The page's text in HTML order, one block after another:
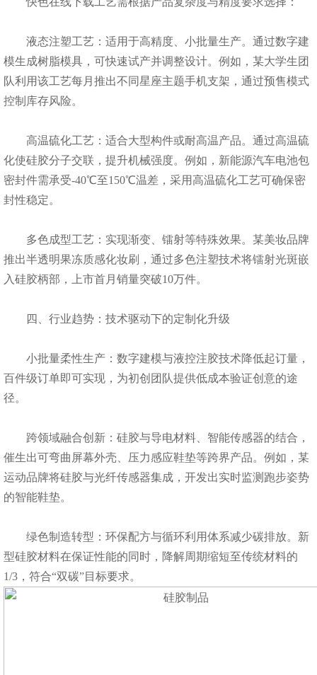
液态注塑工艺：适用于高精度、小批量生产。通过数字建
模生成树脂模具，可快速试产并调整设计。例如，某大学生团
队利用该工艺每月推出不同星座主题手机支架，通过预售模式
控制库存风险。
高温硫化工艺：适合大型构件或耐高温产品。通过高温硫
化使硅胶分子交联，提升机械强度。例如，新能源汽车电池包
密封件需承受-40℃至150℃温差，采用高温硫化工艺可确保密
封性稳定。
多色成型工艺：实现渐变、镭射等特殊效果。某美妆品牌
推出半透明果冻质感化妆刷，通过多色注塑技术将镭射光斑嵌
入硅胶柄部，上市首月销量突破10万件。
四、行业趋势：技术驱动下的定制化升级
小批量柔性生产：数字建模与液控注胶技术降低起订量，
百件级订单即可实现，为初创团队提供低成本验证创意的途
径。
跨领域融合创新：硅胶与导电材料、智能传感器的结合，
催生出可弯曲屏幕外壳、压力感应鞋垫等跨界产品。例如，某
运动品牌将硅胶与光纤传感器集成，开发出实时监测跑步姿势
的智能鞋垫。
绿色制造转型：环保配方与循环利用体系减少碳排放。新
型硅胶材料在保证性能的同时，降解周期缩短至传统材料的
1/3，符合“双碳”目标要求。